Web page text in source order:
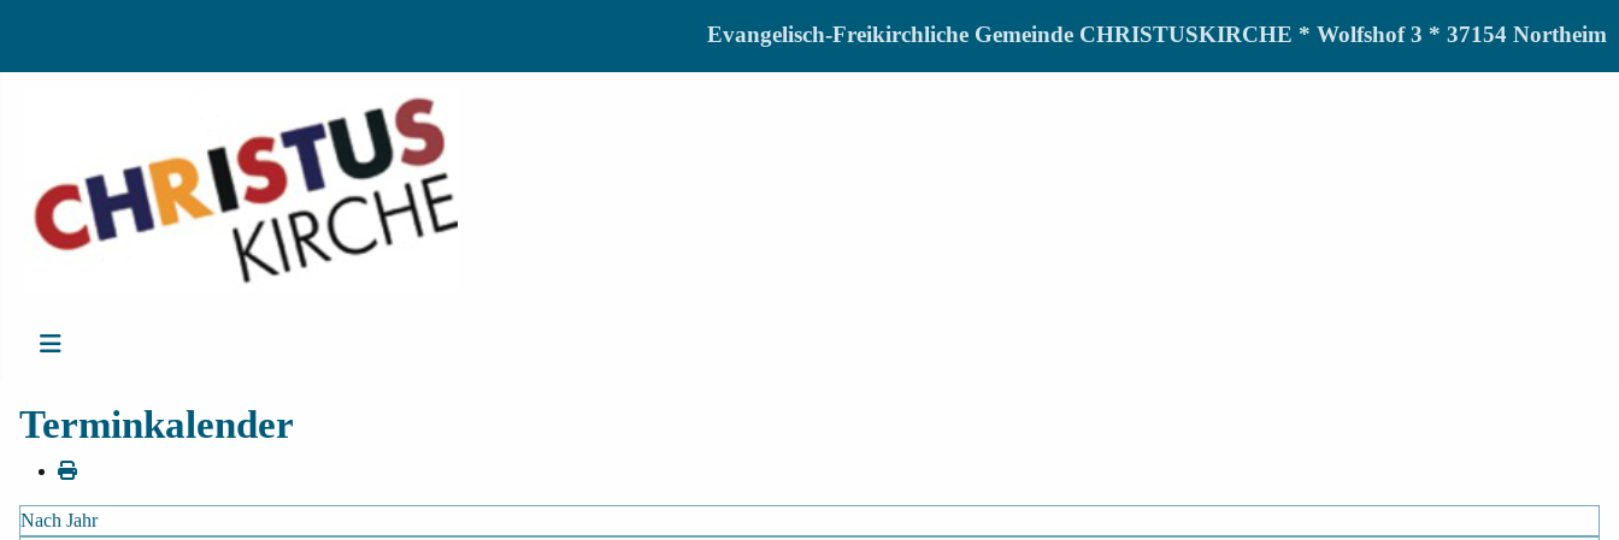
Evangelisch-Freikirchliche Gemeinde CHRISTUSKIRCHE * Wolfshof 3 * 37154 Northeim
Terminkalender
Nach Jahr